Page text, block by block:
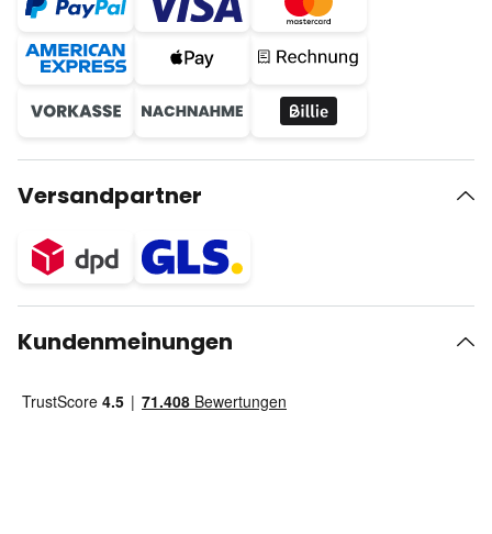
Versandpartner
Kundenmeinungen